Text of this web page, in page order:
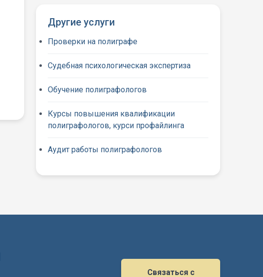
Другие услуги
Проверки на полиграфе
Судебная психологическая экспертиза
Обучение полиграфологов
Курсы повышения квалификации
полиграфологов, курси профайлинга
Аудит работы полиграфологов
Связаться с